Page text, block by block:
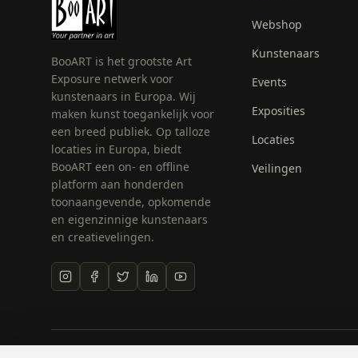
BooART is het grootste Art
Exposure netwerk voor
kunstenaars in Europa. Wij
maken kunst toegankelijk voor
een breed publiek. Op talloze
locaties in Europa, biedt
BooART een on- en offline
platform aan honderden
toonaangevende, opkomende
en eigenzinnige kunstenaars
en creatievelingen.
Webshop
Kunstenaars
Events
Exposities
Locaties
Veilingen